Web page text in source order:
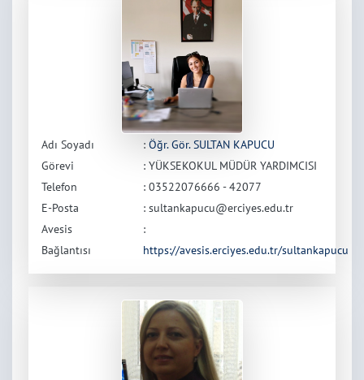
Adı Soyadı :Öğr. Gör. SULTAN KAPUCU
Görevi
: YÜKSEKOKUL MÜDÜR YARDIMCISI
Telefon
: 03522076666 - 42077
E-Posta
: sultankapucu@erciyes.edu.tr
Avesis
Bağlantısı
:
https://avesis.erciyes.edu.tr/sultankapucu